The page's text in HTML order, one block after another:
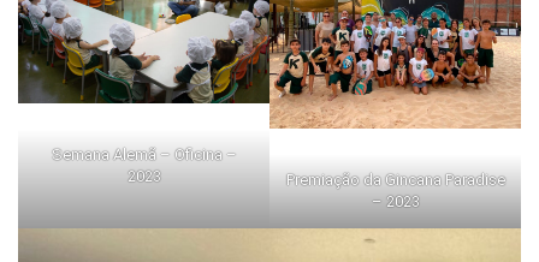
Semana Alemã – Oficina –
2023
Premiação da Gincana Paradise
– 2023